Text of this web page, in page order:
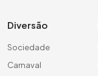
Diversão
Sociedade
Carnaval